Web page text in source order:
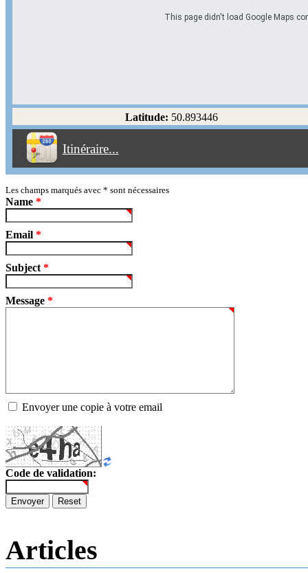
This page didn't load Google Maps
Latitude: 50.893446
Itinéraire...
Éviter les autoroutes
Éviter les péages
Partir! Reset
Les champs marqués avec * sont nécessaires
Name *
Email *
Subject *
Message *
Envoyer une copie à votre email
Code de validation:
Envoyer Reset
Articles